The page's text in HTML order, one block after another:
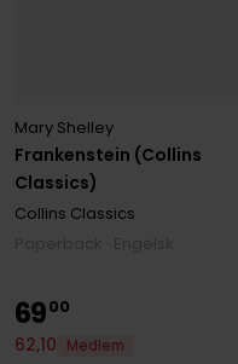
Frankenstein (Collins
Classics)
Mary Shelley
Collins Classics
6900
62,10
Medlem